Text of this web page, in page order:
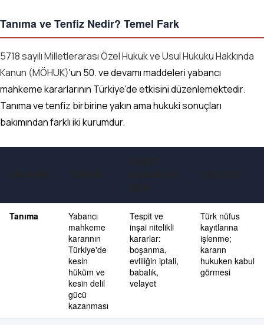
Tanıma ve Tenfiz Nedir? Temel Fark
5718 sayılı Milletlerarası Özel Hukuk ve Usul Hukuku Hakkında
Kanun (MÖHUK)'un 50. ve devamı maddeleri yabancı
mahkeme kararlarının Türkiye'de etkisini düzenlemektedir.
Tanıma ve tenfiz birbirine yakın ama hukuki sonuçları
bakımından farklı iki kurumdur.
Tanıma
Yabancı
mahkeme
kararının
Türkiye'de
kesin
hüküm ve
kesin delil
gücü
kazanması
Tespit ve
inşai nitelikli
kararlar:
boşanma,
evliliğin iptali,
babalık,
velayet
Türk nüfus
kayıtlarına
işlenme;
kararın
hukuken kabul
görmesi